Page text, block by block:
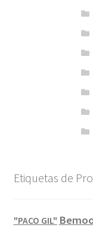
Etiquetas de
"PACO GIL"